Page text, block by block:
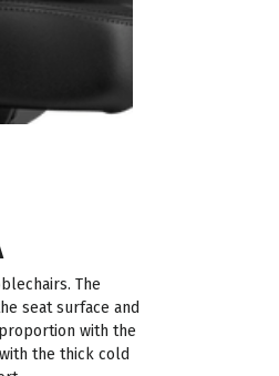
The
seat surface and
with the
the thick cold